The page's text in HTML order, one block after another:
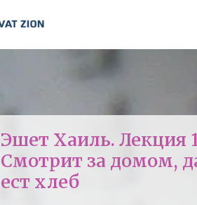
Эшет Хаиль. Лекция
Смотрит за домом,
ест хлеб